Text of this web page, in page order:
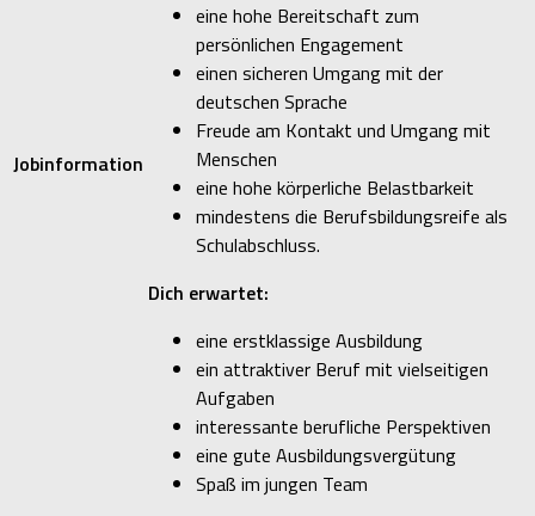
Jobinformation
eine hohe Bereitschaft zum
persönlichen Engagement
einen sicheren Umgang mit der
deutschen Sprache
Freude am Kontakt und Umgang mit
Menschen
eine hohe körperliche Belastbarkeit
mindestens die Berufsbildungsreife als
Schulabschluss.
Dich erwartet:
eine erstklassige Ausbildung
ein attraktiver Beruf mit vielseitigen
Aufgaben
interessante berufliche Perspektiven
eine gute Ausbildungsvergütung
Spaß im jungen Team